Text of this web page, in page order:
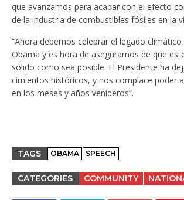
que avanzamos para acabar con el efecto
de la industria de combustibles fósiles en la
“Ahora debemos celebrar el legado climático
Obama y es hora de asegurarnos de que
sólido como sea posible. El Presidente ha
cimientos históricos, y nos complace poder
en los meses y años venideros”.
TAGS OBAMA SPEECH
CATEGORIES COMMUNITY